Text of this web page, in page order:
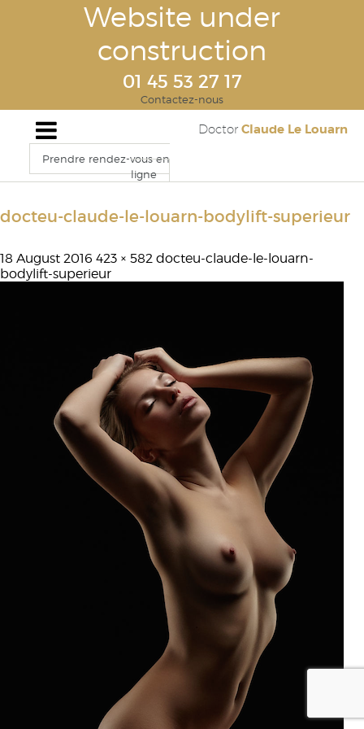
Website under
construction
01 45 53 27 17
Contactez-nous
Doctor Claude Le Louarn
Prendre rendez-vous en
ligne
docteu-claude-le-louarn-bodylift-superieur
18 August 2016 423 × 582 docteu-claude-le-louarn-
bodylift-superieur